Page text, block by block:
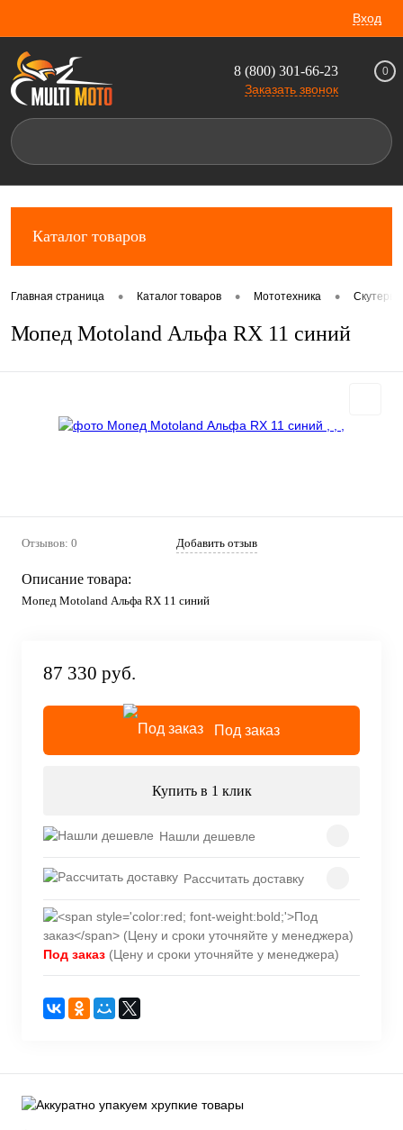
Вход
8 (800) 301-66-23
Заказать звонок
0
Каталог товаров
Главная страница • Каталог товаров • Мототехника • Скутеры
Мопед Motoland Альфа RX 11 синий
Отзывов: 0 Добавить отзыв
Описание товара:
Мопед Motoland Альфа RX 11 синий
87 330 руб.
Под заказ
Купить в 1 клик
Нашли дешевле
Рассчитать доставку
Под заказ (Цену и сроки уточняйте у менеджера)